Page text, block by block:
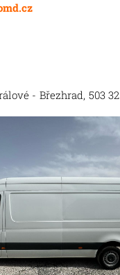
- Březhrad, 503 32